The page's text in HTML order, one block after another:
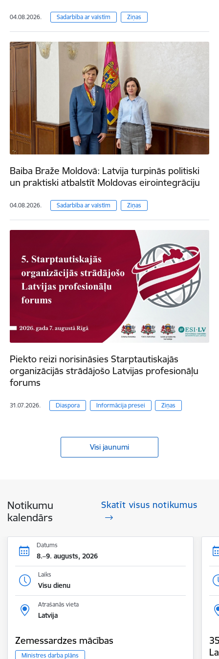
04.08.2026. Sadarbība ar valstīm Ziņas
Baiba Braže Moldovā: Latvija turpinās politiski
un praktiski atbalstīt Moldovas eirointegrāciju
04.08.2026. Sadarbība ar valstīm Ziņas
Piekto reizi norisināsies Starptautiskajās
organizācijās strādājošo Latvijas profesionāļu
forums
31.07.2026. Diaspora Informācija presei Ziņas
Visi jaunumi
Notikumu
kalendārs
Skatīt visus notikumus
Datums
8.–9. augusts, 2026
Laiks
Visu dienu
Atrašanās vieta
Latvija
Zemessardzes mācības
Ministres darba plāns